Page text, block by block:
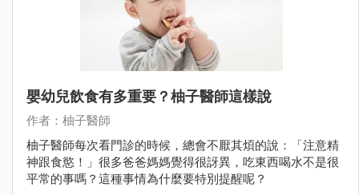
嬰幼兒飲食有多重要？柚子醫師這樣說
作者：柚子醫師
柚子醫師每次看門診的時候，總會不厭其煩的說：「注意精
神跟食慾！」很多爸爸媽媽覺得很訝異，吃東西喝水不是很
平常的事嗎？這種事情為什麼要特別提醒呢？